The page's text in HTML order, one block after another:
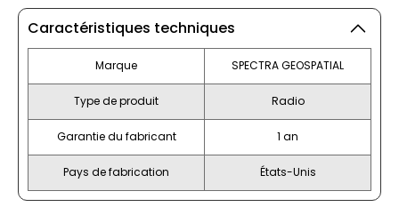
Caractéristiques techniques
Marque SPECTRA GEOSPATIAL
Type de produit Radio
Garantie du fabricant 1 an
Pays de fabrication États-Unis